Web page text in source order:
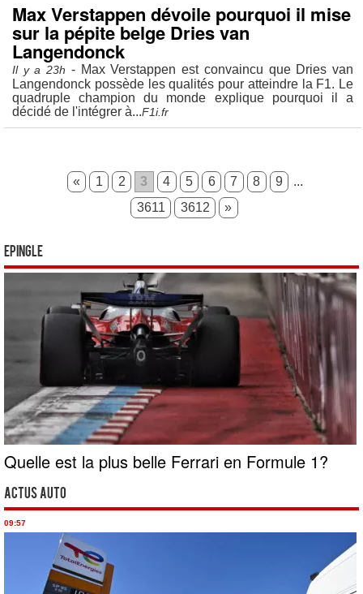
Max Verstappen dévoile pourquoi il mise
sur la pépite belge Dries van
Langendonck
Il y a 23h - Max Verstappen est convaincu que Dries van
Langendonck possède les qualités pour atteindre la F1. Le
quadruple champion du monde explique pourquoi il a
décidé de l'intégrer à...F1i.fr
« 1 2 3 4 5 6 7 8 9
...
3611
3612 »
Epingle
Quelle est la plus belle Ferrari en Formule 1?
Actus Auto
09:57